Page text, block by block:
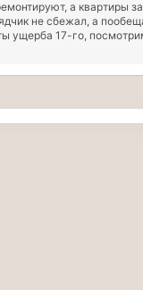
а квартиры
не сбежал, а
ущерба 17-го,